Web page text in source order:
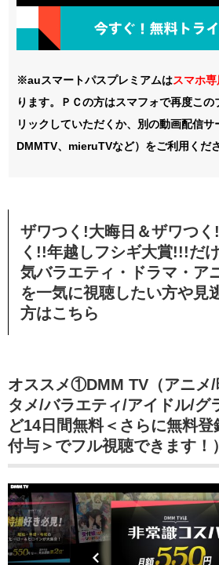
※auスマートパスプレミアムはスマホ専
ります。ＰＣの方はスマフォで再度この
リックしていただくか、別の動画配信サ
DMMTV、mieruTVなど）をご利用くだ
ザワつく!大晦日＆ザワつ
く!!年越しフシギ大賞!!!だ
気バラエティ・ドラマ・ア
を一気に視聴したい方や見
方はこちら
オススメ①DMM TV（アニメ
タメ/バラエティ/アイドル/グ
ど14日間無料＜さらに無料登
付与＞でフル視聴できます！）